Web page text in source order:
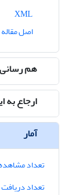
اصل مقاله
هم رسانی
ارجاع به
آمار
تعداد
تعداد